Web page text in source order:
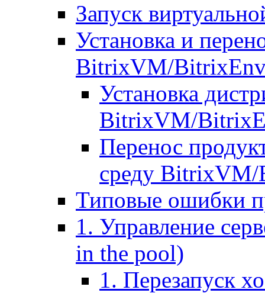
Запуск
Установка и
BitrixVM/
Установка
BitrixVM/
Перенос
среду
Типовые ошибки
1. Управление
in the pool)
1. Перезапуск